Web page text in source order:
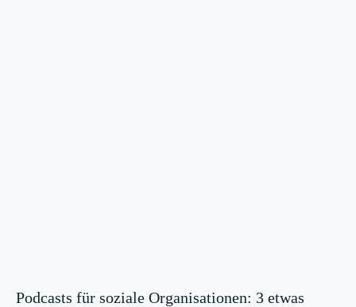
Podcasts für soziale Organisationen: 3 etwas